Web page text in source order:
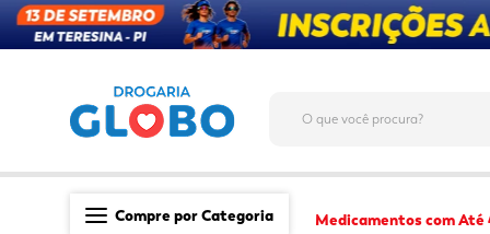
Compre por Categoria Medicamentos com Até